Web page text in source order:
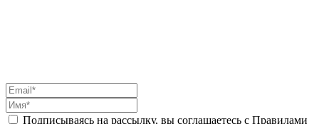
Подписываясь на рассылку, вы соглашаетесь с Правилами